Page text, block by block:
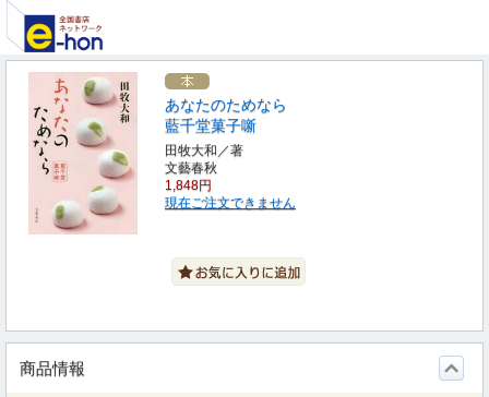
あなたのためなら
藍千堂菓子噺
田牧大和／著
文藝春秋
1,848円
現在ご注文できません
商品情報